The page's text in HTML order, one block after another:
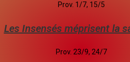
Prov. 1/7, 15/5
Les Insensés méprisent la
Prov. 23/9, 24/7